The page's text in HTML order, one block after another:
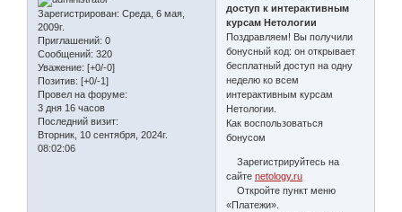
Зарегистрирован: Среда, 6 мая,
2009г.
Приглашений: 0
Сообщений: 320
Уважение: [+0/-0]
Позитив: [+0/-1]
Провел на форуме:
3 дня 16 часов
Последний визит:
Вторник, 10 сентября, 2024г.
08:02:06
доступ к интерактивным
курсам Нетологии
Поздравляем! Вы получили
бонусный код: он открывает
бесплатный доступ на одну
неделю ко всем
интерактивным курсам
Нетологии.
Как воспользоваться
бонусом
Зарегистрируйтесь на
сайтеnetology.ru
Откройте пункт меню
«Платежи».